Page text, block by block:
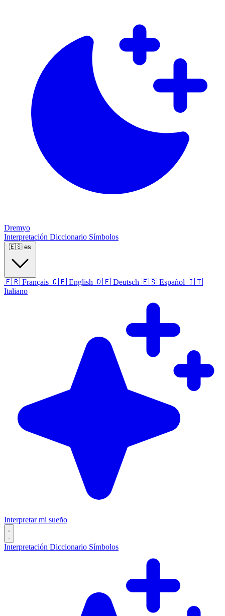
Dremyo
Interpretación Diccionario Símbolos
🇪🇸 es
🇫🇷 Français 🇬🇧 English 🇩🇪 Deutsch 🇪🇸 Español 🇮🇹
Italiano
Interpretar mi sueño
Interpretación Diccionario Símbolos